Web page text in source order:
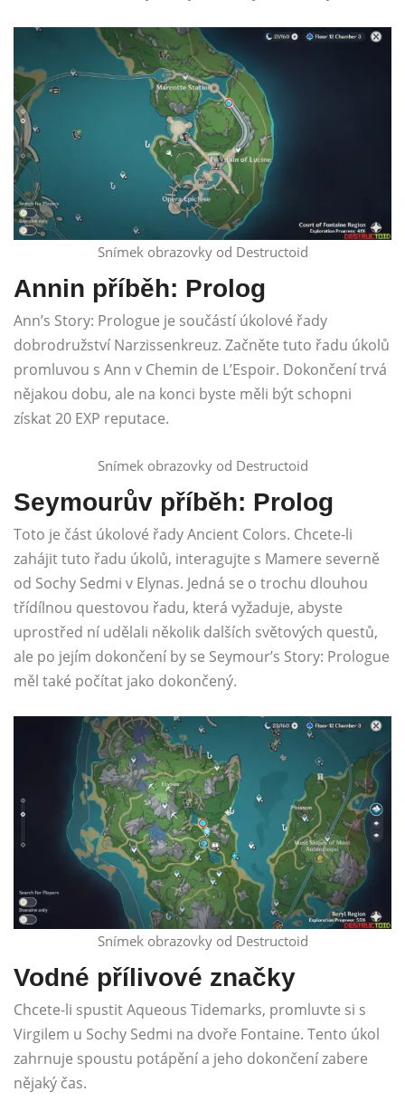
Snímek obrazovky od Destructoid
Annin příběh: Prolog
Ann’s Story: Prologue je součástí úkolové řady
dobrodružství Narzissenkreuz. Začněte tuto řadu úkolů
promluvou s Ann v Chemin de L’Espoir. Dokončení trvá
nějakou dobu, ale na konci byste měli být schopni
získat 20 EXP reputace.
Snímek obrazovky od Destructoid
Seymourův příběh: Prolog
Toto je část úkolové řady Ancient Colors. Chcete-li
zahájit tuto řadu úkolů, interagujte s Mamere severně
od Sochy Sedmi v Elynas. Jedná se o trochu dlouhou
třídílnou questovou řadu, která vyžaduje, abyste
uprostřed ní udělali několik dalších světových questů,
ale po jejím dokončení by se Seymour’s Story: Prologue
měl také počítat jako dokončený.
Snímek obrazovky od Destructoid
Vodné přílivové značky
Chcete-li spustit Aqueous Tidemarks, promluvte si s
Virgilem u Sochy Sedmi na dvoře Fontaine. Tento úkol
zahrnuje spoustu potápění a jeho dokončení zabere
nějaký čas.